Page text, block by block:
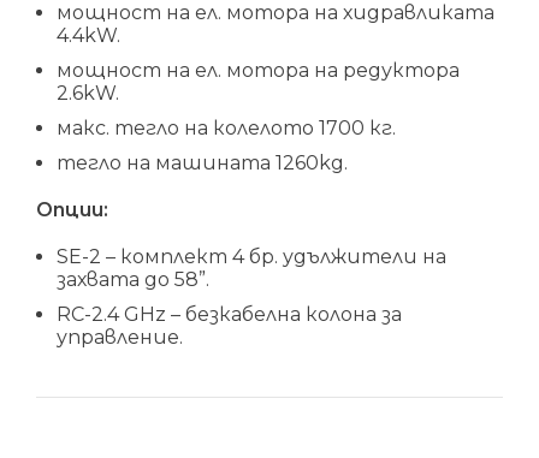
мощност на ел. мотора на хидравликата
4.4kW.
мощност на ел. мотора на редуктора
2.6kW.
макс. тегло на колелото 1700 кг.
тегло на машината 1260kg.
Опции:
SE-2 – комплект 4 бр. удължители на
захвата до 58”.
RC-2.4 GHz – безкабелна колона за
управление.